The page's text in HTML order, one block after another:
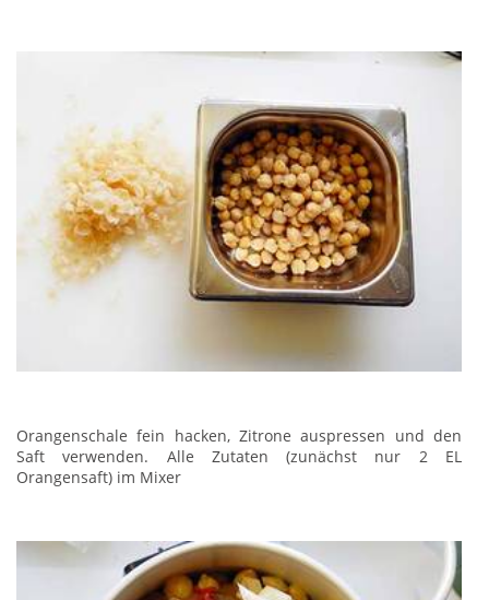
Orangenschale fein hacken, Zitrone auspressen und den
Saft verwenden. Alle Zutaten (zunächst nur 2 EL
Orangensaft) im Mixer